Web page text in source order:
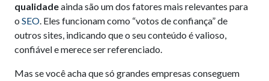
qualidadeainda são um dos fatores mais relevantes para
o SEO. Eles funcionam como “votos de confiança” de
outros sites, indicando que o seu conteúdo é valioso,
confiável e merece ser referenciado.
Mas se você acha que só grandes empresas conseguem